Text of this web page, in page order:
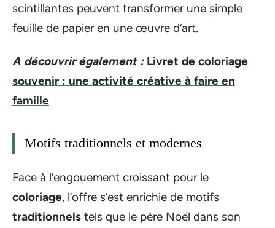
scintillantes peuvent transformer une simple
feuille de papier en une œuvre d’art.
A découvrir également : Livret de coloriage
souvenir : une activité créative à faire en
famille
Motifs traditionnels et modernes
Face à l’engouement croissant pour le
coloriage, l’offre s’est enrichie de motifs
traditionnels tels que le père Noël dans son